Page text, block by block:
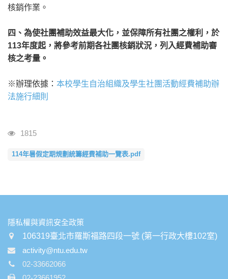
核銷作業。
四、為使社團補助效益最大化，並保障所有社團之權利，於
113年度起，將參考前期各社團核銷狀況，列入經費補助審
核之考量。
※辦理依據： 本校學生自治組織及學生社團活動經費補助辦
法施行細則
瀏覽人次
1815
114年暑假定期規劃統籌經費補助一覽表.pdf
:::
隱私權與資訊安全政策
106319臺北市羅斯福路四段一號 (第一行政大樓102室)
activity@ntu.edu.tw
02-33662066